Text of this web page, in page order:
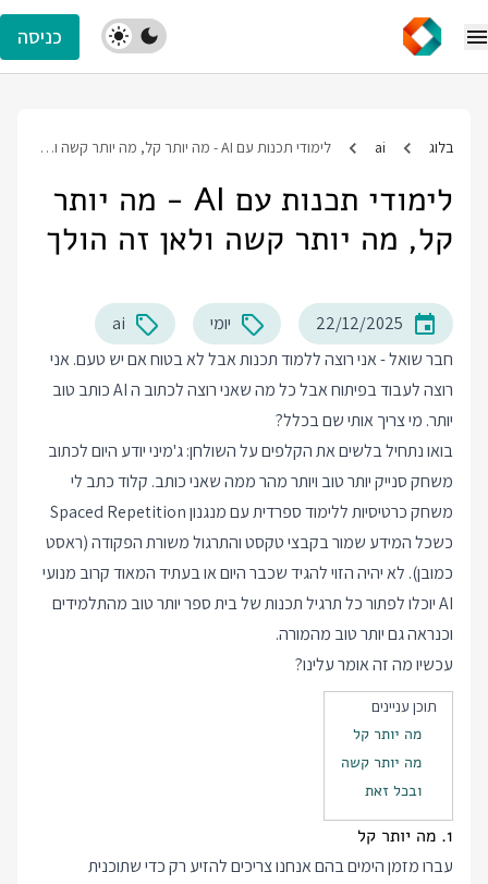
כניסה
בלוג ai לימודי תכנות עם AI - מה יותר קל, מה יותר קשה ולאן זה הולך
לימודי תכנות עם AI - מה יותר
קל, מה יותר קשה ולאן זה הולך
22/12/2025 יומי
ai
חבר שואל - אני רוצה ללמוד תכנות אבל לא בטוח אם יש טעם. אני
רוצה לעבוד בפיתוח אבל כל מה שאני רוצה לכתוב ה AI כותב טוב
יותר. מי צריך אותי שם בכלל?
בואו נתחיל בלשים את הקלפים על השולחן: ג'מיני יודע היום לכתוב
משחק סנייק יותר טוב ויותר מהר ממה שאני כותב. קלוד כתב לי
משחק כרטיסיות ללימוד ספרדית עם מנגנון Spaced Repetition
כשכל המידע שמור בקבצי טקסט והתרגול משורת הפקודה (ראסט
כמובן). לא יהיה הזוי להגיד שכבר היום או בעתיד המאוד קרוב מנועי
AI יוכלו לפתור כל תרגיל תכנות של בית ספר יותר טוב מהתלמידים
וכנראה גם יותר טוב מהמורה.
עכשיו מה זה אומר עלינו?
תוכן עניינים
מה יותר קל
מה יותר קשה
ובכל זאת
1. מה יותר קל
עברו מזמן הימים בהם אנחנו צריכים להזיע רק כדי שתוכנית